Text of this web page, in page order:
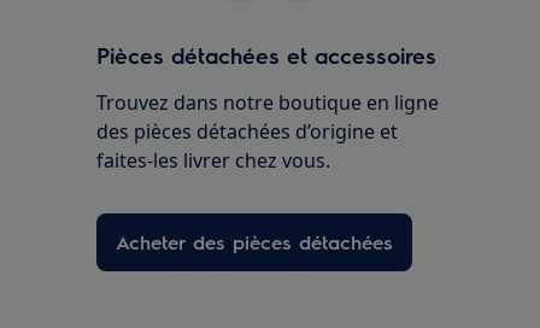
Pièces détachées et accessoires
Trouvez dans notre boutique en ligne
des pièces détachées d’origine et
faites-les livrer chez vous.
Acheter des pièces détachées